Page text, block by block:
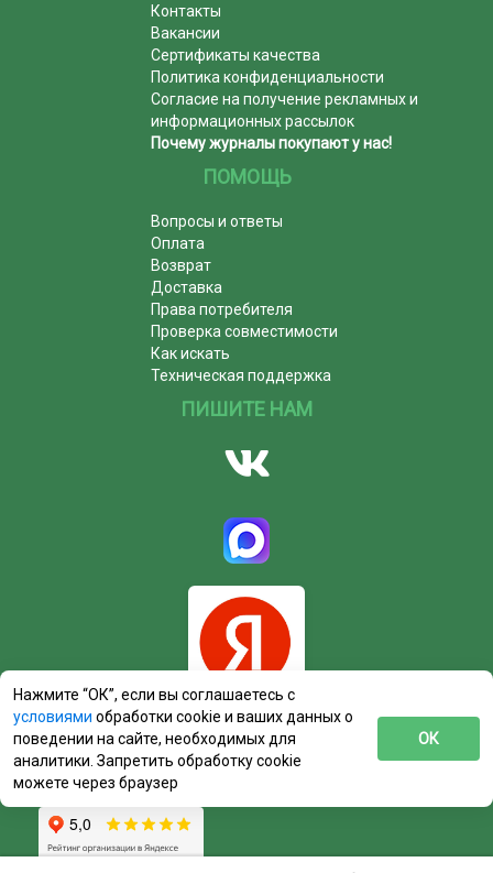
Контакты
Вакансии
Сертификаты качества
Политика конфиденциальности
Согласие на получение рекламных и
информационных рассылок
Почему журналы покупают у нас!
ПОМОЩЬ
Вопросы и ответы
Оплата
Возврат
Доставка
Права потребителя
Проверка совместимости
Как искать
Техническая поддержка
ПИШИТЕ НАМ
Нажмите “ОК”, если вы соглашаетесь с
условиями обработки cookie и ваших данных о
поведении на сайте, необходимых для
аналитики. Запретить обработку cookie
можете через браузер
ОК